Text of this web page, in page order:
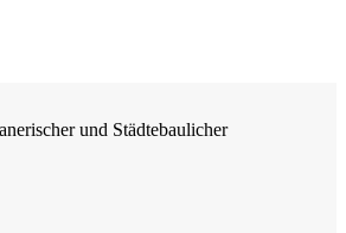
und Städtebaulicher